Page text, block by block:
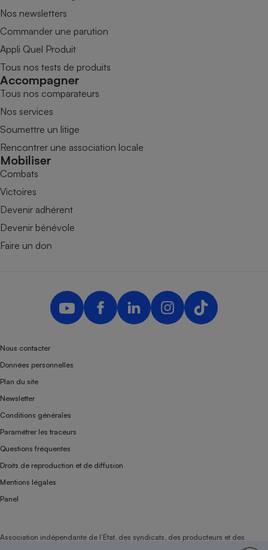
Nos newsletters
Commander une parution
Appli Quel Produit
Tous nos tests de produits
Accompagner
Tous nos comparateurs
Nos services
Soumettre un litige
Rencontrer une association locale
Mobiliser
Combats
Victoires
Devenir adhérent
Devenir bénévole
Faire un don
Nous contacter
Données personnelles
Plan du site
Newsletter
Conditions générales
Paramétrer les traceurs
Questions fréquentes
Droits de reproduction et de diffusion
Mentions légales
Panel
Association indépendante de l’État, des syndicats, des producteurs et des